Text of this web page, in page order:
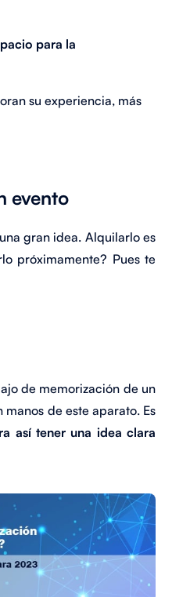
para la
su experiencia, más
evento
gran idea. Alquilarlo es
próximamente? Pues te
de memorización de un
de este aparato. Es
así tener una idea clara